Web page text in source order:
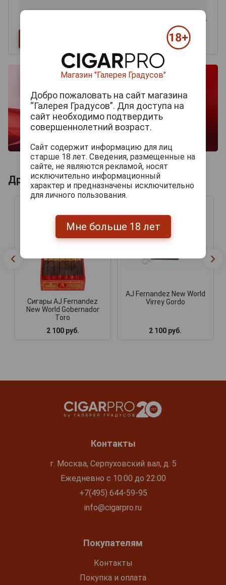
Другие продукты бренда AJ FERNANDEZ
Сигары AJ Fernandez
New World Gobernador
Toro
2 100 руб.
AJ Fernandez New World
Virrey Gordo
2 100 руб.
Контакты
г. Москва, Серпуховский вал, д. 5
Ежедневно с 10:00 до 22:00
+7(495) 644-59-95
info@cigarpro.ru
Покупателям
Контакты
Покупка и оплата
Магазин "Галерея Градусов"
Добро пожаловать на сайт магазина
“Галерея Градусов”. Для доступа на
сайт необходимо подтвердить
совершеннолетний возраст.
Сайт содержит информацию для лиц
старше 18 лет. Сведения, размещенные на
сайте, не являются рекламой, носят
исключительно информационный
характер и предназначены исключительно
для личного пользования.
Мне больше 18 лет